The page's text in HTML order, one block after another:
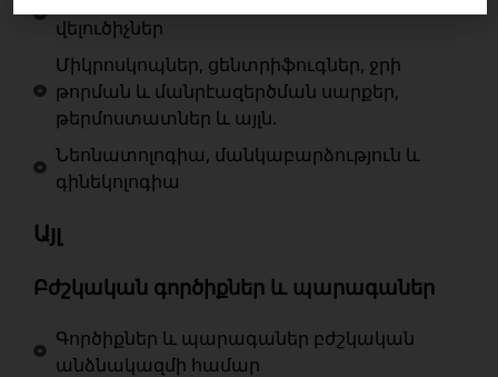
վելուծիչներ
Միկրոսկոպներ, ցենտրիֆուգներ, ջրի
թորման և մանրէազերծման սարքեր,
թերմոստատներ և այլն.
Նեոնատոլոգիա, մանկաբարձություն և
գինեկոլոգիա
Այլ
Բժշկական գործիքներ և պարագաներ
Գործիքներ և պարագաներ բժշկական
անձնակազմի համար